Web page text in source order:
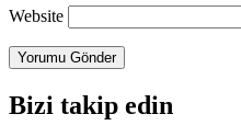
Website
Bizi takip edin